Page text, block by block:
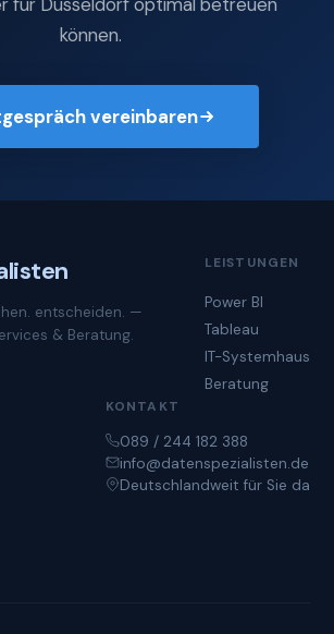
können.
vereinbaren
entscheiden. —
& Beratung.
LEISTUNGEN
Power BI
Tableau
IT-Systemhaus
Beratung
KONTAKT
089 / 244 182 388
info@datenspezialisten.de
Deutschlandweit für Sie da